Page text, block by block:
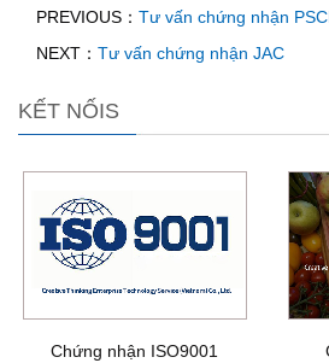
PREVIOUS： Tư vấn chứng nhận
NEXT： Tư vấn chứng nhận JAC
KẾT NỐIS
Chứng nhận ISO9001